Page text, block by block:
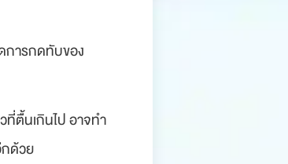
การกดทับของ
ตื้นเกินไป อาจทำ
กด้วย